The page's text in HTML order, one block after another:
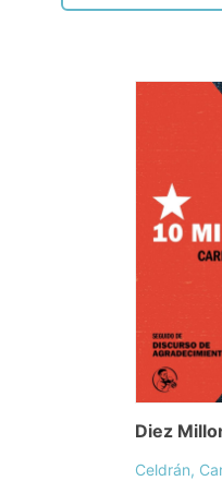
Diez
Celdrán,